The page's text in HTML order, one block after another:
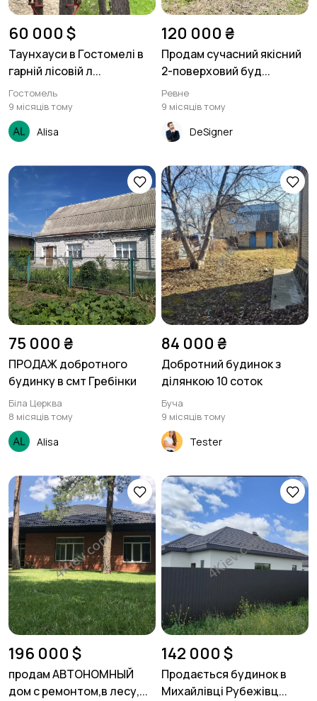
60 000 $
Таунхауси в Гостомелі в
гарній лісовій л...
Гостомель
9 місяців тому
Alisa
120 000 ₴
Продам сучасний якісний
2-поверховий буд...
Ревне
9 місяців тому
DeSigner
75 000 ₴
ПРОДАЖ добротного
будинку в смт Гребінки
Біла Церква
8 місяців тому
Alisa
84 000 ₴
Добротний будинок з
ділянкою 10 соток
Буча
9 місяців тому
Tester
196 000 $
продам АВТОНОМНЫЙ
дом с ремонтом,в лесу,...
142 000 $
Продається будинок в
Михайлівці Рубежівц...